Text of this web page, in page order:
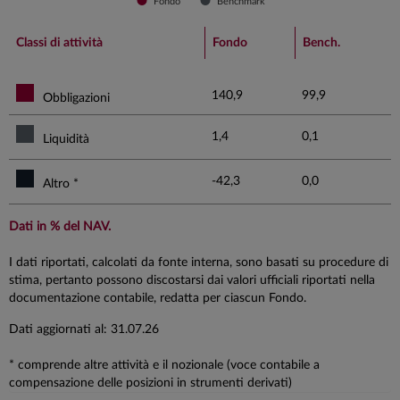
End of interactive chart.
Classi di attività Fondo Bench.
Obbligazioni 140,9 99,9
Liquidità 1,4 0,1
Altro * -42,3 0,0
Dati in % del NAV.
I dati riportati, calcolati da fonte interna, sono basati su procedure di
stima, pertanto possono discostarsi dai valori ufficiali riportati nella
documentazione contabile, redatta per ciascun Fondo.
Dati aggiornati al: 31.07.26
* comprende altre attività e il nozionale (voce contabile a
compensazione delle posizioni in strumenti derivati)